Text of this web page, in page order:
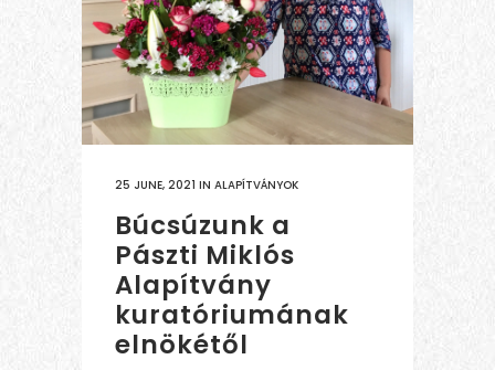
25 JUNE, 2021 IN ALAPÍTVÁNYOK
Búcsúzunk a
Pászti Miklós
Alapítvány
kuratóriumának
elnökétől